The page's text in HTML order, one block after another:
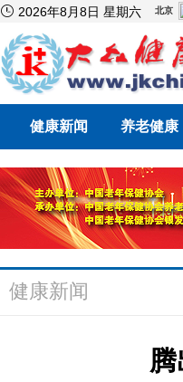
 2026年8月8日 星期六
健康新闻 养老健康
健康新闻